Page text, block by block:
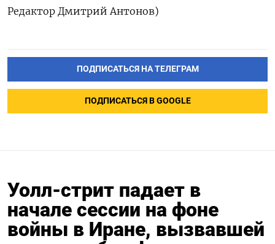
Редактор Дмитрий Антонов)
ПОДПИСАТЬСЯ НА ТЕЛЕГРАМ
ПОДПИСАТЬСЯ В GOOGLE
Уолл-стрит падает в
начале сессии на фоне
войны в Иране, вызвавшей